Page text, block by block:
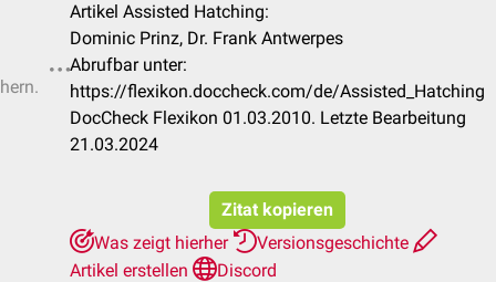
Artikel Assisted Hatching:
Dominic Prinz, Dr. Frank Antwerpes
Abrufbar unter:
https://flexikon.doccheck.com/de/Assisted_Hatching
DocCheck Flexikon 01.03.2010. Letzte Bearbeitung
21.03.2024
Zitat kopieren
Was zeigt hierher
Versionsgeschichte
Artikel erstellen
Discord